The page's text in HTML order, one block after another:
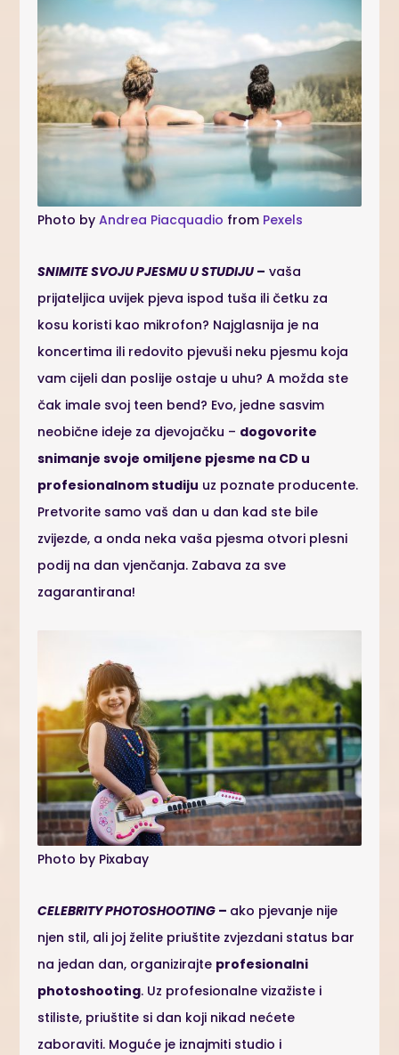
Photo byAndrea Piacquadio from Pexels
SNIMITE SVOJU PJESMU U STUDIJU – vaša
prijateljica uvijek pjeva ispod tuša ili četku za
kosu koristi kao mikrofon? Najglasnija je na
koncertima ili redovito pjevuši neku pjesmu koja
vam cijeli dan poslije ostaje u uhu? A možda ste
čak imale svoj teen bend? Evo, jedne sasvim
neobične ideje za djevojačku – dogovorite
snimanje svoje omiljene pjesme na CD u
profesionalnom studiju uz poznate producente.
Pretvorite samo vaš dan u dan kad ste bile
zvijezde, a onda neka vaša pjesma otvori plesni
podij na dan vjenčanja. Zabava za sve
zagarantirana!
Photo by Pixabay
CELEBRITY PHOTOSHOOTING – ako pjevanje nije
njen stil, ali joj želite priuštite zvjezdani status bar
na jedan dan, organizirajte profesionalni
photoshooting. Uz profesionalne vizažiste i
stiliste, priuštite si dan koji nikad nećete
zaboraviti. Moguće je iznajmiti studio i